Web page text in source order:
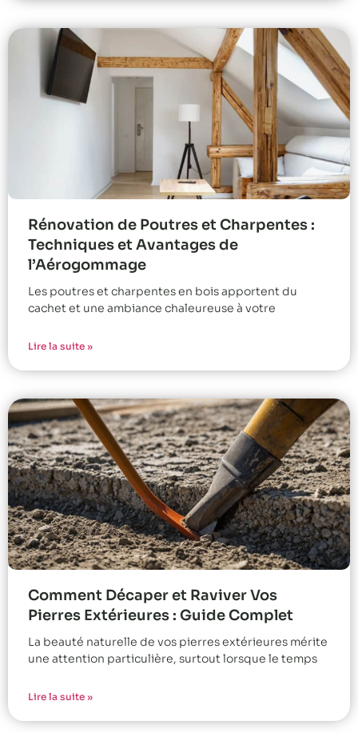
Rénovation de Poutres et Charpentes :
Techniques et Avantages de
l’Aérogommage
Les poutres et charpentes en bois apportent du
cachet et une ambiance chaleureuse à votre
Lire la suite »
Comment Décaper et Raviver Vos
Pierres Extérieures : Guide Complet
La beauté naturelle de vos pierres extérieures mérite
une attention particulière, surtout lorsque le temps
Lire la suite »